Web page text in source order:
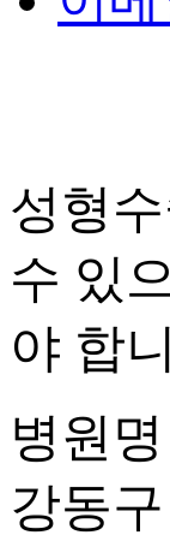
성형
수 있
야 합
병원
강동